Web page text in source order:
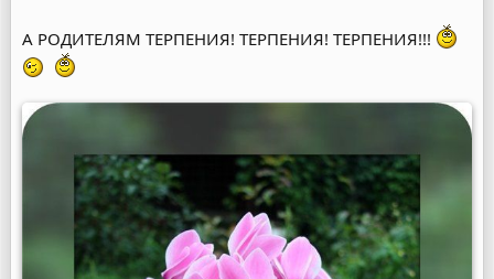
А РОДИТЕЛЯМ ТЕРПЕНИЯ! ТЕРПЕНИЯ! ТЕРПЕНИЯ!!!